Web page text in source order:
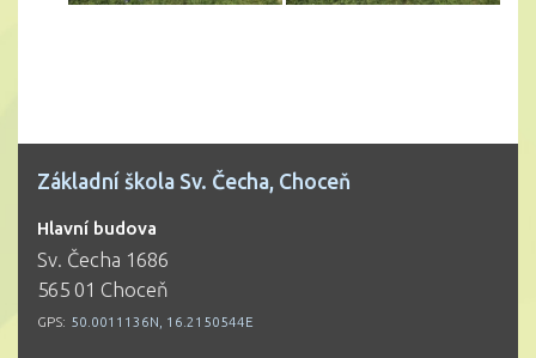
Základní škola Sv. Čecha, Choceň
Hlavní budova
Sv. Čecha 1686
565 01 Choceň
GPS: 50.0011136N, 16.2150544E